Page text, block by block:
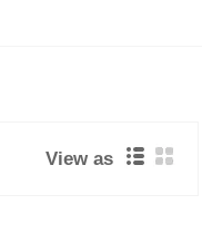
View as